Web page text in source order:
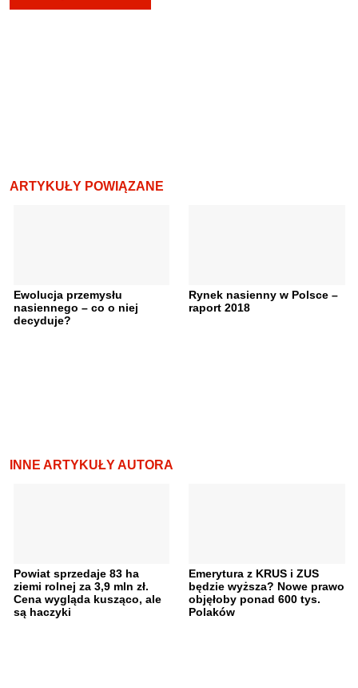
ARTYKUŁY POWIĄZANE
Ewolucja przemysłu
nasiennego – co o niej
decyduje?
Rynek nasienny w Polsce –
raport 2018
INNE ARTYKUŁY AUTORA
Powiat sprzedaje 83 ha
ziemi rolnej za 3,9 mln zł.
Cena wygląda kusząco, ale
są haczyki
Emerytura z KRUS i ZUS
będzie wyższa? Nowe prawo
objęłoby ponad 600 tys.
Polaków